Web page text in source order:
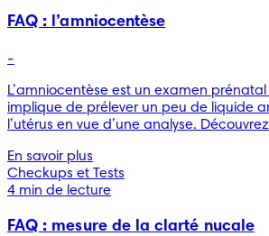
FAQ : l’amniocentèse
-
L’amniocentèse est un examen
implique de prélever un peu de liquide
l’utérus en vue d’une analyse.
En savoir plus
Checkups et Tests
4 min de lecture
FAQ : mesure de la clarté nucale